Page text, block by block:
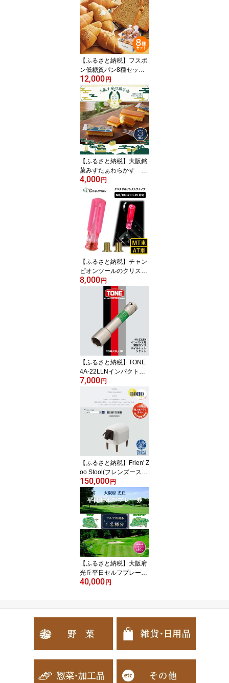
【1413284】
【ふるさと納税】フスボ
ン低糖質パン8種セット_
パン 低糖質 ふすまパン
冷凍 セット 人気 おすす
め 送料無料 食べ比べ 朝
食 おやつ 軽食 朝ごはん
【配送不可地域：離島】
【1289869】
12,000 円
【ふるさと納税】大阪銘
菓みすたぁわらかす 3
個入り わらび餅とカス
テラの絶妙なハーモニ
ー 個包装で便利です!
【1413276】
4,000 円
【ふるさと納税】チャン
ピオンツールのクリスタ
ルピンクシフトノブ 汎用
M8 M10 M12 1.25mm
【1606987】
8,000 円
【ふるさと納税】TONE
4A-22LLNインパクト用
薄型ロングホイルナット
ソケット【1091186】
7,000 円
【ふるさと納税】Frien' Z
oo Stool(フレンズースツ
ール)Sheep【SWOF】
【1238067】
150,000 円
【ふるさと納税】大阪府
光丘平日セルフプレー券
(お1人様分×1枚)/ ゴルフ
40,000 円